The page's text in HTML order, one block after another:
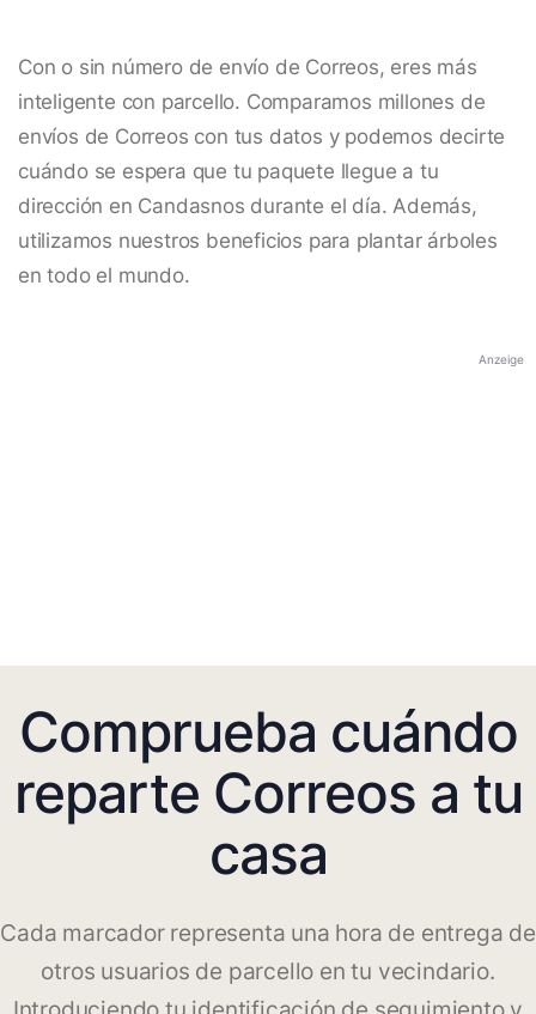
Con o sin número de envío de Correos, eres más
inteligente con parcello. Comparamos millones de
envíos de Correos con tus datos y podemos decirte
cuándo se espera que tu paquete llegue a tu
dirección en Candasnos durante el día. Además,
utilizamos nuestros beneficios para plantar árboles
en todo el mundo.
Anzeige
Comprueba cuándo
reparte Correos a tu
casa
Cada marcador representa una hora de entrega de
otros usuarios de parcello en tu vecindario.